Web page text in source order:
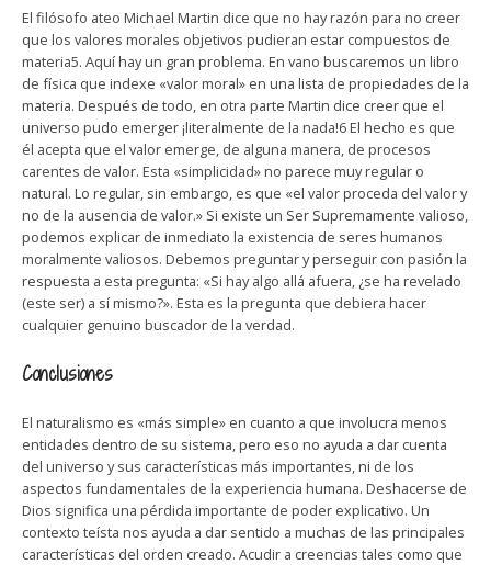
El filósofo ateo Michael Martin dice que no hay razón para no creer
que los valores morales objetivos pudieran estar compuestos de
materia5. Aquí hay un gran problema. En vano buscaremos un libro
de física que indexe «valor moral» en una lista de propiedades de la
materia. Después de todo, en otra parte Martin dice creer que el
universo pudo emerger ¡literalmente de la nada!6 El hecho es que
él acepta que el valor emerge, de alguna manera, de procesos
carentes de valor. Esta «simplicidad» no parece muy regular o
natural. Lo regular, sin embargo, es que «el valor proceda del valor y
no de la ausencia de valor.» Si existe un Ser Supremamente valioso,
podemos explicar de inmediato la existencia de seres humanos
moralmente valiosos. Debemos preguntar y perseguir con pasión la
respuesta a esta pregunta: «Si hay algo allá afuera, ¿se ha revelado
(este ser) a sí mismo?». Esta es la pregunta que debiera hacer
cualquier genuino buscador de la verdad.
Conclusiones
El naturalismo es «más simple» en cuanto a que involucra menos
entidades dentro de su sistema, pero eso no ayuda a dar cuenta
del universo y sus características más importantes, ni de los
aspectos fundamentales de la experiencia humana. Deshacerse de
Dios significa una pérdida importante de poder explicativo. Un
contexto teísta nos ayuda a dar sentido a muchas de las principales
características del orden creado. Acudir a creencias tales como que